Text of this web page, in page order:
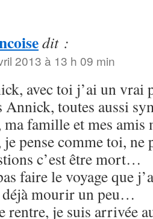
dit :
2013 à 13 h 09 min
avec toi j’ai un vrai
Annick, toutes aussi
famille et mes amis
pense comme toi, ne
c’est être mort…
faire le voyage que
mourir un peu…
rentre, je suis arrivée